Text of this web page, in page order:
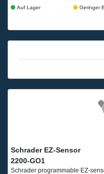
Auf Lager Geringer
Schrader EZ-Sensor
2200-GO1
Schrader programmable EZ-